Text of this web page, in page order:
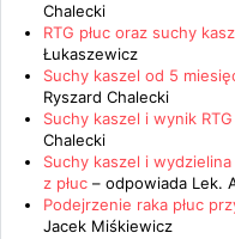
Chalecki
RTG płuc oraz suchy
Łukaszewicz
Suchy kaszel od 5
Ryszard Chalecki
Suchy kaszel i wynik RTG
Chalecki
Suchy kaszel i
z płuc – odpowiada Lek.
Podejrzenie raka płuc
Jacek Miśkiewicz